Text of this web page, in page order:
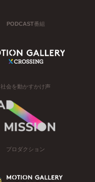
PODCAST番組
社会を動かすかけ声
プロダクション